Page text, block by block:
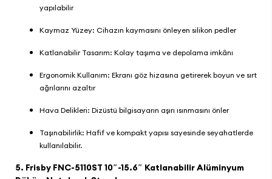
yapılabilir
Kaymaz Yüzey: Cihazın kaymasını önleyen silikon pedler
Katlanabilir Tasarım: Kolay taşıma ve depolama imkânı
Ergonomik Kullanım: Ekranı göz hizasına getirerek boyun ve sırt
ağrılarını azaltır
Hava Delikleri: Dizüstü bilgisayarın aşırı ısınmasını önler
Taşınabilirlik: Hafif ve kompakt yapısı sayesinde seyahatlerde
kullanılabilir.
5. Frisby FNC-5110ST 10″-15.6″ Katlanabilir Alüminyum